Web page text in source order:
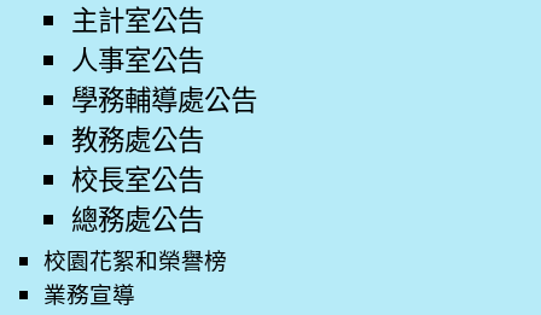
主計室公告
人事室公告
學務輔導處公告
教務處公告
校長室公告
總務處公告
校園花絮和榮譽榜
業務宣導